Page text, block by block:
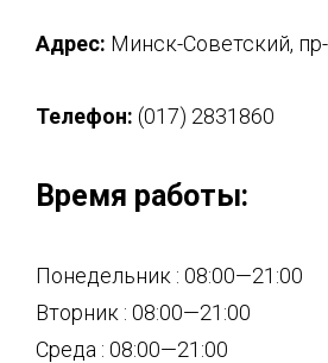
Адрес: Минск-Советский,
Телефон: (017) 2831860
Время работы:
Понедельник : 08:00—21:00
Вторник : 08:00—21:00
Среда : 08:00—21:00